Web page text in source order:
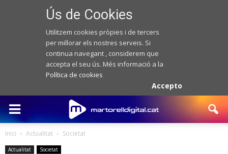
Ús de Cookies
Utilitzem cookies pròpies i de tercers
per millorar els nostres serveis. Si
continua navegant , considerem que
accepta el seu ús. Més informació a la
Política de cookies
Accepto
Inici Actualitat Societat
Actualitat Societat